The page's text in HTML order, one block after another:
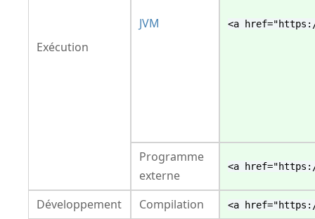
Exécution
JVM <a
Programme
externe
<a
Développement Compilation <a